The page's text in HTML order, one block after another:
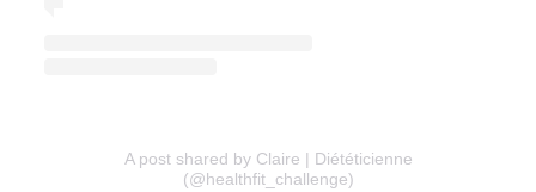
A post shared by Claire | Diététicienne
(@healthfit_challenge)